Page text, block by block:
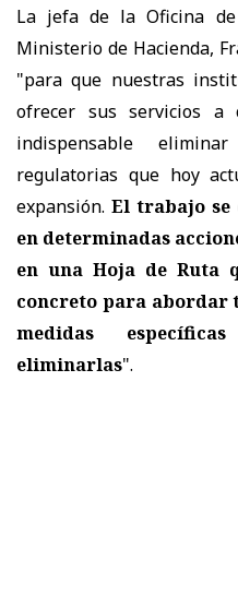
La jefa de la Oficina
Ministerio de Hacienda,
"para que nuestras
ofrecer sus servicios a
indispensable
regulatorias que hoy
expansión. El trabajo
en determinadas
en una Hoja de Ruta
concreto para abordar
medidas
eliminarlas".